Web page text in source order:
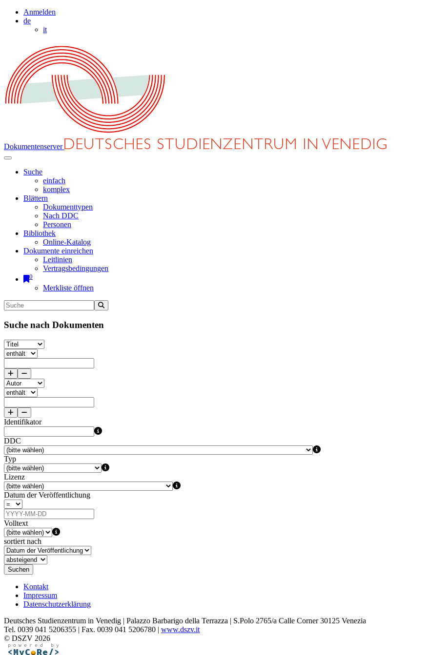
Anmelden
de
it
Dokumentenserver
Suche
einfach
komplex
Blättern
Dokumenttypen
Nach DDC
Personen
Bibliothek
Online-Katalog
Dokumente einreichen
Leitlinien
Vertragsbedingungen
0
Merkliste öffnen
Suche nach Dokumenten
Identifikator
DDC
Typ
Lizenz
Datum der Veröffentlichung
Volltext
sortiert nach
Suchen
Kontakt
Impressum
Datenschutzerklärung
Deutsches Studienzentrum in Venedig | Palazzo Barbarigo della Terrazza | S.Polo 2765/a Calle Corner 30125 Venezia
Tel. 0039 041 5206355 | Fax. 0039 041 5206780 | www.dszv.it
© DSZV 2026